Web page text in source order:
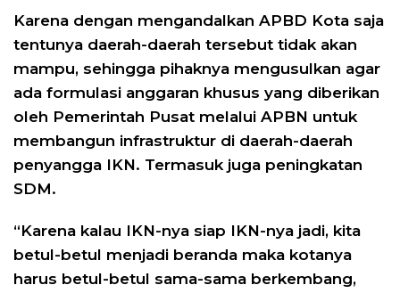
Karena dengan mengandalkan APBD Kota saja
tentunya daerah-daerah tersebut tidak akan
mampu, sehingga pihaknya mengusulkan agar
ada formulasi anggaran khusus yang diberikan
oleh Pemerintah Pusat melalui APBN untuk
membangun infrastruktur di daerah-daerah
penyangga IKN. Termasuk juga peningkatan
SDM.
“Karena kalau IKN-nya siap IKN-nya jadi, kita
betul-betul menjadi beranda maka kotanya
harus betul-betul sama-sama berkembang,